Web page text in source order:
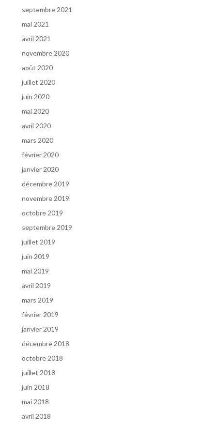
septembre 2021
mai 2021
avril 2021
novembre 2020
août 2020
juillet 2020
juin 2020
mai 2020
avril 2020
mars 2020
février 2020
janvier 2020
décembre 2019
novembre 2019
octobre 2019
septembre 2019
juillet 2019
juin 2019
mai 2019
avril 2019
mars 2019
février 2019
janvier 2019
décembre 2018
octobre 2018
juillet 2018
juin 2018
mai 2018
avril 2018